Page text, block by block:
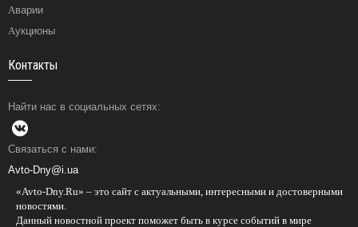
Аварии
Аукционы
Контакты
Найти нас в социальных сетях:
Связаться с нами:
Avto-Dny@i.ua
«Avto-Dny.Ru» – это сайт с актуальными, интересными и достоверными
новостями.
Данный новостной проект поможет быть в курсе событий в мире